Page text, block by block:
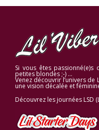
Si vous êtes
petites blondes ;-) …
Venez découvrir l’univers de
une vision décalée et
Découvrez les journées LSD